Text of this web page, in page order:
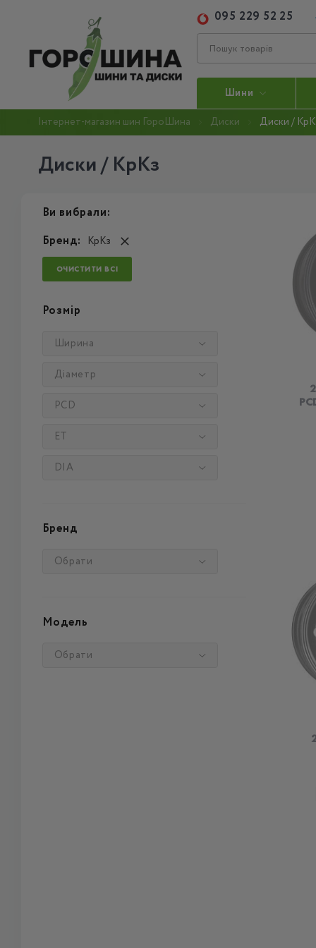
095 229 52 25
Шини
Інтернет-магазин шин ГороШина Диски Диски /
Диски / КрКз
Ви вибрали:
Бренд:
КрКз
ОЧИСТИТИ ВСІ
Розмір
Ширина
Діаметр
PCD
ET
DIA
Бренд
Обрати
Модель
Обрати